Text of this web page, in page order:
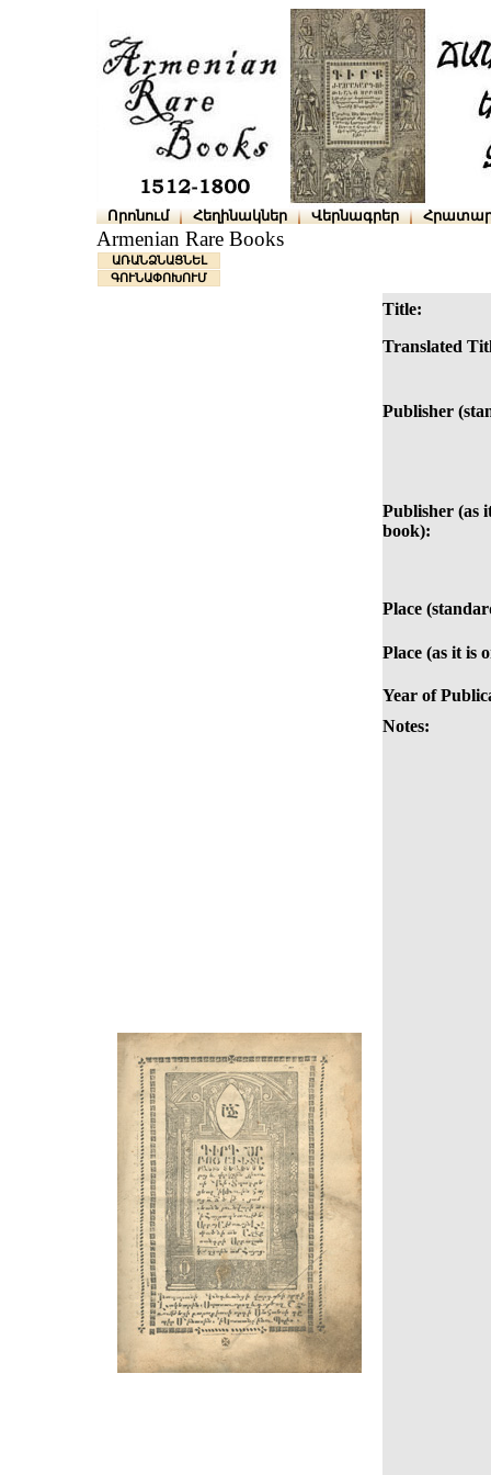
Որոնում Հեղինակներ Վերնագրեր
Armenian Rare Books
ԱՌԱՆՁՆԱՑՆԵԼ
ԳՈՒՆԱՓՈԽՈՒՄ
Title:
Translated
Publisher
Publisher (as
book):
Place
Place (as it is
Year of
Notes: